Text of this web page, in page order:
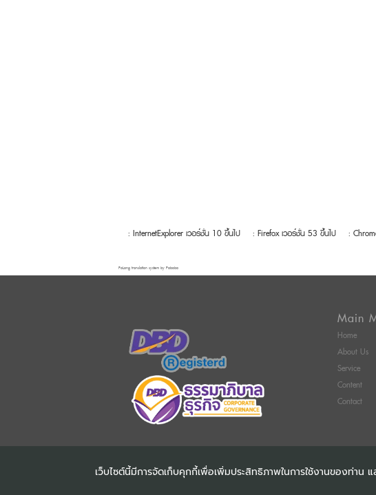
: InternetExplorer เวอร์ชั่น 10 ขึ้นไป : Firefox เวอร์ชั่น 53 ขึ้นไป :
FaLang translation system by Faboba
Main
Home
About Us
Service
Content
Contact
เว็บไซต์นี้มีการจัดเก็บคุกกี้เพื่อเพิ่มประสิทธิภาพในการใช้งานของท่าน